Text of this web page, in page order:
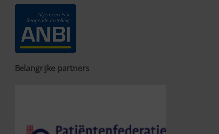
Belangrijke partners